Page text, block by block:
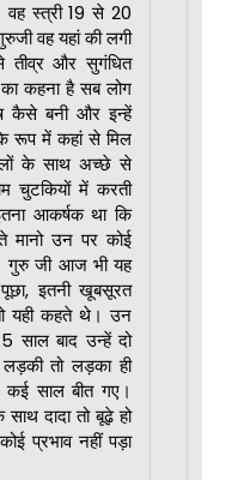
वह स्त्री 19 से 20
वह यहां की लगी
तीव्र और सुगंधित
कहना है सब लोग
कैसे बनी और इन्हें
के रूप में कहां से मिल
के साथ अच्छे से
चुटकियों में करती
आकर्षक था कि
उन पर कोई
गुरु जी आज भी यह
इतनी खूबसूरत
यही कहते थे। उन
साल बाद उन्हें दो
तो लड़का ही
कई साल बीत गए।
दादा तो बूढ़े हो
प्रभाव नहीं पड़ा